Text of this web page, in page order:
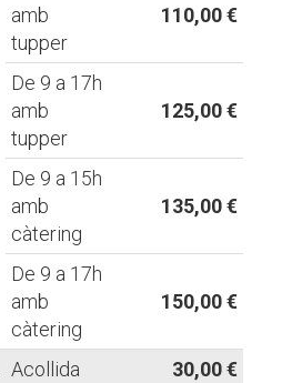
amb
tupper
110,00 €
De 9 a 17h
amb
tupper
125,00 €
De 9 a 15h
amb
càtering
135,00 €
De 9 a 17h
amb
càtering
150,00 €
Acollida
30,00 €